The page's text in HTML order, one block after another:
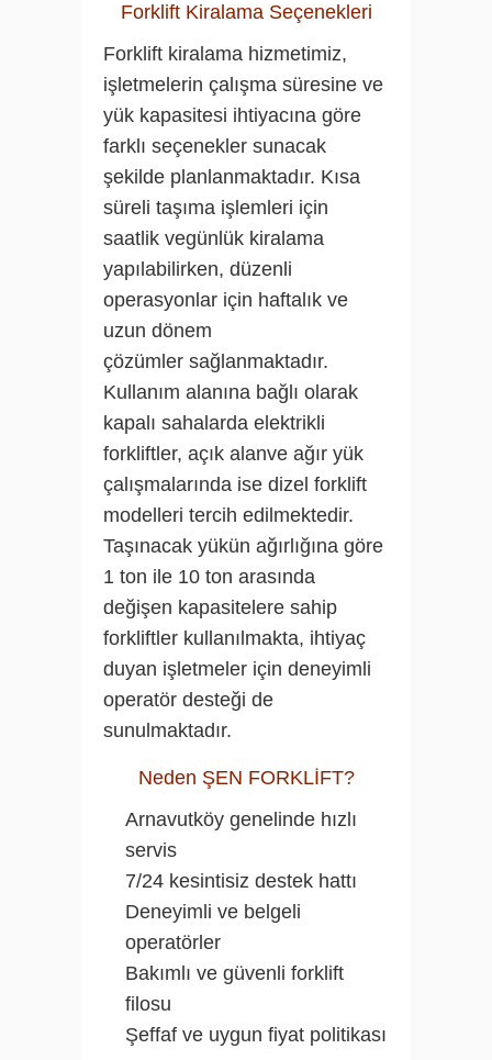
Forklift Kiralama Seçenekleri
Forklift kiralama hizmetimiz,
işletmelerin çalışma süresine ve
yük kapasitesi ihtiyacına göre
farklı seçenekler sunacak
şekilde planlanmaktadır. Kısa
süreli taşıma işlemleri için
saatlik vegünlük kiralama
yapılabilirken, düzenli
operasyonlar için haftalık ve
uzun dönem
çözümler sağlanmaktadır.
Kullanım alanına bağlı olarak
kapalı sahalarda elektrikli
forkliftler, açık alanve ağır yük
çalışmalarında ise dizel forklift
modelleri tercih edilmektedir.
Taşınacak yükün ağırlığına göre
1 ton ile 10 ton arasında
değişen kapasitelere sahip
forkliftler kullanılmakta, ihtiyaç
duyan işletmeler için deneyimli
operatör desteği de
sunulmaktadır.
Neden ŞEN FORKLİFT?
Arnavutköy genelinde hızlı
servis
7/24 kesintisiz destek hattı
Deneyimli ve belgeli
operatörler
Bakımlı ve güvenli forklift
filosu
Şeffaf ve uygun fiyat politikası